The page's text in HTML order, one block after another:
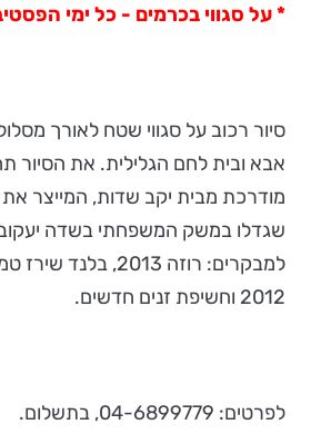
* על סגווי בכרמים - כל ימי
סיור רכוב על סגווי שטח לאורך
אבא ובית לחם הגלילית. את הסיור
מודרכת מבית יקב שדות, המייצר את
שגדלו במשק המשפחתי בשדה יעקוב.
2012 וחשיפת זנים חדשים.
לפרטים: 04-6899779, בתשלום.